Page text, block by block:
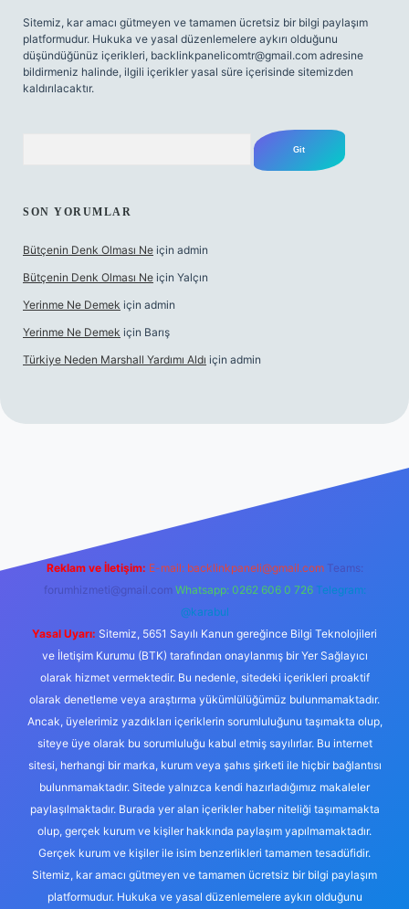
Sitemiz, kar amacı gütmeyen ve tamamen ücretsiz bir bilgi paylaşım
platformudur. Hukuka ve yasal düzenlemelere aykırı olduğunu
düşündüğünüz içerikleri, backlinkpanelicomtr@gmail.com adresine
bildirmeniz halinde, ilgili içerikler yasal süre içerisinde sitemizden
kaldırılacaktır.
SON YORUMLAR
Bütçenin Denk Olması Ne için admin
Bütçenin Denk Olması Ne için Yalçın
Yerinme Ne Demek için admin
Yerinme Ne Demek için Barış
Türkiye Neden Marshall Yardımı Aldı için admin
Reklam ve İletişim: E-mail: backlinkpaneli@gmail.com Teams:
forumhizmeti@gmail.com Whatsapp: 0262 606 0 726 Telegram:
@karabul
Yasal Uyarı: Sitemiz, 5651 Sayılı Kanun gereğince Bilgi Teknolojileri
ve İletişim Kurumu (BTK) tarafından onaylanmış bir Yer Sağlayıcı
olarak hizmet vermektedir. Bu nedenle, sitedeki içerikleri proaktif
olarak denetleme veya araştırma yükümlülüğümüz bulunmamaktadır.
Ancak, üyelerimiz yazdıkları içeriklerin sorumluluğunu taşımakta olup,
siteye üye olarak bu sorumluluğu kabul etmiş sayılırlar. Bu internet
sitesi, herhangi bir marka, kurum veya şahıs şirketi ile hiçbir bağlantısı
bulunmamaktadır. Sitede yalnızca kendi hazırladığımız makaleler
paylaşılmaktadır. Burada yer alan içerikler haber niteliği taşımamakta
olup, gerçek kurum ve kişiler hakkında paylaşım yapılmamaktadır.
Gerçek kurum ve kişiler ile isim benzerlikleri tamamen tesadüfidir.
Sitemiz, kar amacı gütmeyen ve tamamen ücretsiz bir bilgi paylaşım
platformudur. Hukuka ve yasal düzenlemelere aykırı olduğunu